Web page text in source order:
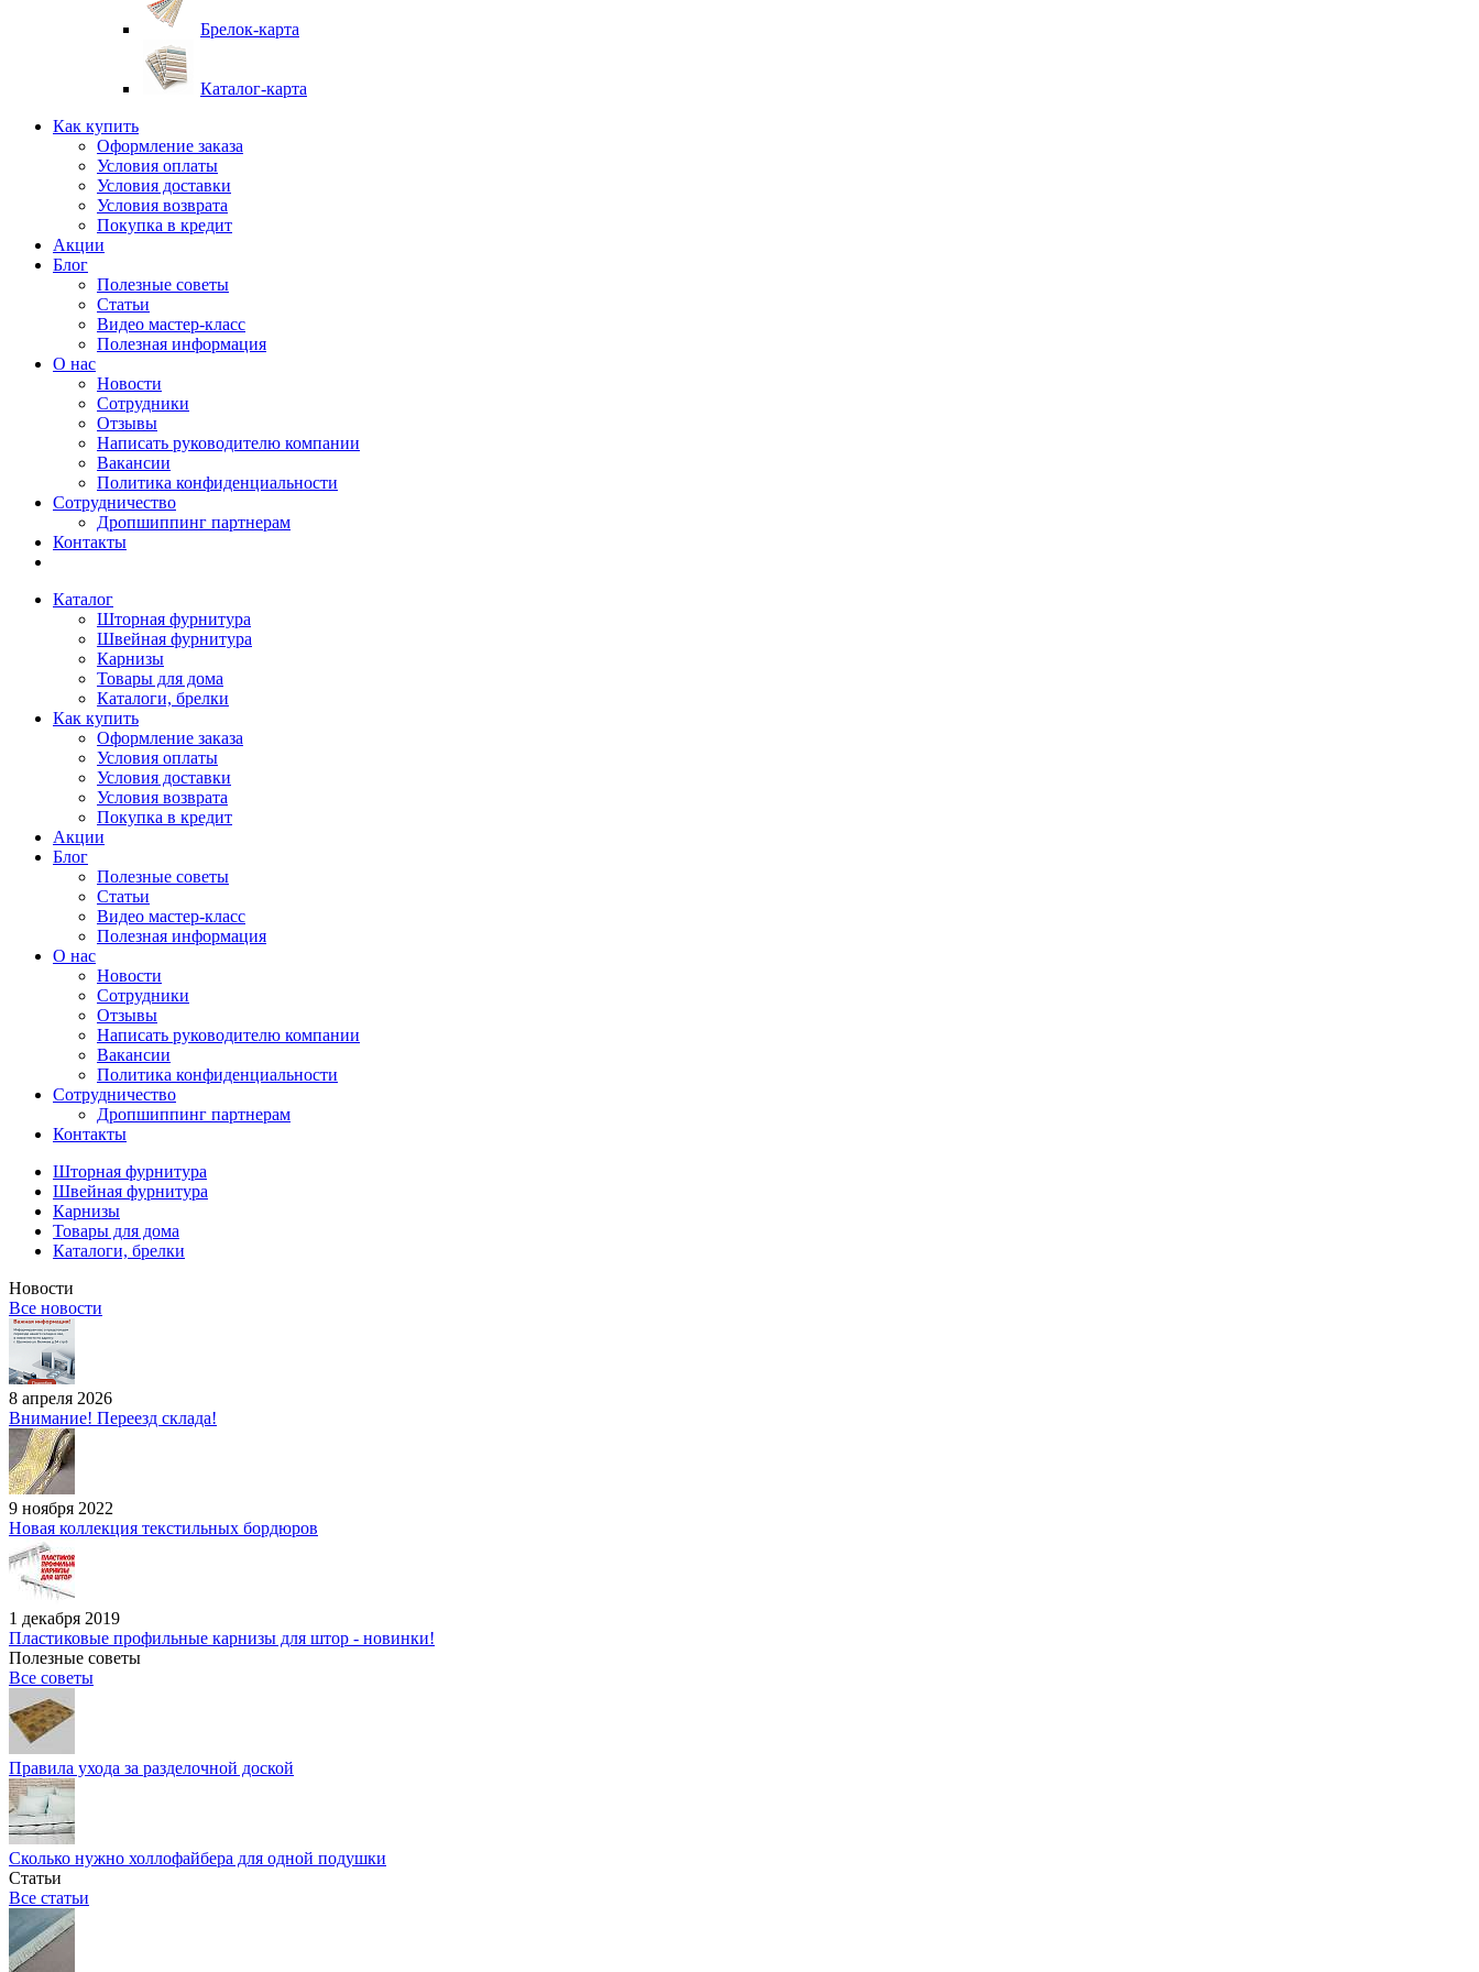
Брелок-карта
Каталог-карта
Как купить
Оформление заказа
Условия оплаты
Условия доставки
Условия возврата
Покупка в кредит
Акции
Блог
Полезные советы
Статьи
Видео мастер-класс
Полезная информация
О нас
Новости
Сотрудники
Отзывы
Написать руководителю компании
Вакансии
Политика конфиденциальности
Сотрудничество
Дропшиппинг партнерам
Контакты
Каталог
Шторная фурнитура
Швейная фурнитура
Карнизы
Товары для дома
Каталоги, брелки
Как купить
Оформление заказа
Условия оплаты
Условия доставки
Условия возврата
Покупка в кредит
Акции
Блог
Полезные советы
Статьи
Видео мастер-класс
Полезная информация
О нас
Новости
Сотрудники
Отзывы
Написать руководителю компании
Вакансии
Политика конфиденциальности
Сотрудничество
Дропшиппинг партнерам
Контакты
Шторная фурнитура
Швейная фурнитура
Карнизы
Товары для дома
Каталоги, брелки
Новости
Все новости
8 апреля 2026
Внимание! Переезд склада!
9 ноября 2022
Новая коллекция текстильных бордюров
1 декабря 2019
Пластиковые профильные карнизы для штор - новинки!
Полезные советы
Все советы
Правила ухода за разделочной доской
Сколько нужно холлофайбера для одной подушки
Статьи
Все статьи